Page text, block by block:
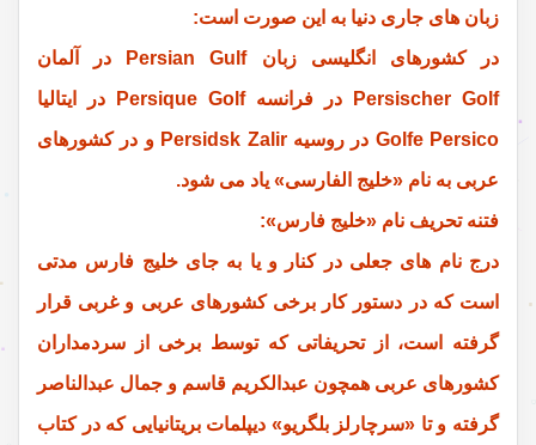
زبان های جاری دنیا به این صورت است:
در کشورهای انگلیسی زبان Persian Gulf در آلمان
Persischer Golf در فرانسه Persique Golf در ایتالیا
Golfe Persico در روسیه Persidsk Zalir و در کشورهای
عربی به نام «خلیج الفارسی» یاد می شود.
فتنه تحریف نام «خلیج فارس»:
درج نام های جعلی در کنار و یا به جای خلیج فارس مدتی
است که در دستور کار برخی کشورهای عربی و غربی قرار
گرفته است، از تحریفاتی که توسط برخی از سردمداران
کشورهای عربی همچون عبدالکریم قاسم و جمال عبدالناصر
گرفته و تا «سرچارلز بلگریو» دیپلمات بریتانیایی که در کتاب